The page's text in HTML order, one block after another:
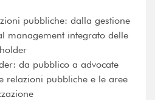
pubbliche: dalla gestione
management integrato delle
da pubblico a advocate
relazioni pubbliche e le aree